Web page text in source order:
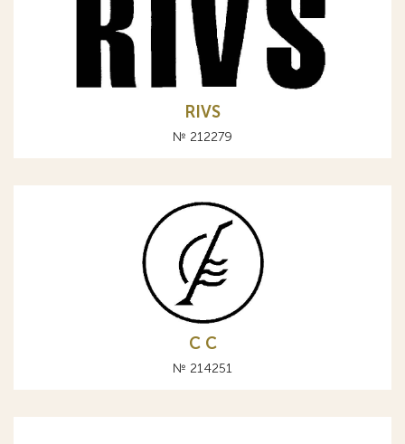
RIVS
№ 212279
С C
№ 214251